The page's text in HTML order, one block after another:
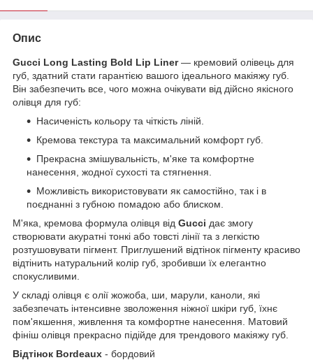
Опис
Gucci Long Lasting Bold Lip Liner— кремовий олівець для
губ, здатний стати гарантією вашого ідеального макіяжу губ.
Він забезпечить все, чого можна очікувати від дійсно якісного
олівця для губ:
Насиченість кольору та чіткість ліній.
Кремова текстура та максимальний комфорт губ.
Прекрасна змішувальність, м'яке та комфортне
нанесення, жодної сухості та стягнення.
Можливість використовувати як самостійно, так і в
поєднанні з губною помадою або блиском.
М'яка, кремова формула олівця від Gucci дає змогу
створювати акуратні тонкі або товсті лінії та з легкістю
розтушовувати пігмент. Приглушений відтінок пігменту красиво
відтінить натуральний колір губ, зробивши їх елегантно
спокусливими.
У складі олівця є олії жожоба, ши, марули, каноли, які
забезпечать інтенсивне зволоження ніжної шкіри губ, їхнє
пом'якшення, живлення та комфортне нанесення. Матовий
фініш олівця прекрасно підійде для трендового макіяжу губ.
Відтінок Bordeaux - бордовий